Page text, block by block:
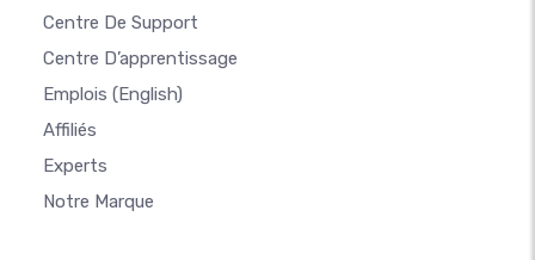
Centre De Support
Centre D’apprentissage
Emplois (English)
Affiliés
Experts
Notre Marque